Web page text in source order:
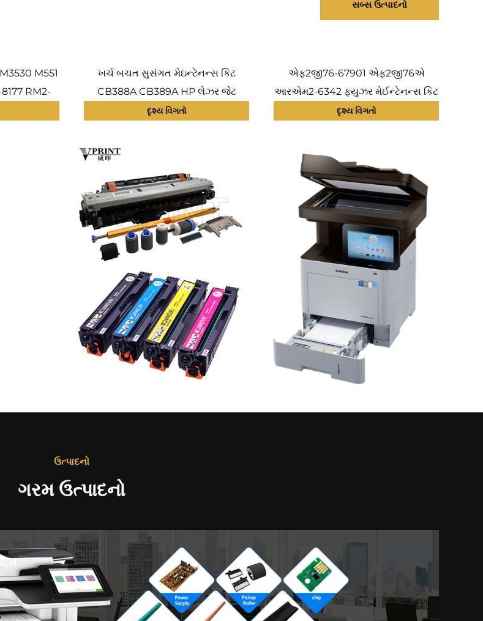
સબ્સ ઉત્પાદનો
M551
RM2-
67904
ખર્ચ બચત સુસંગત મેઇન્ટેનન્સ કિટ
CB388A CB389A HP લેઝર જેટ
P4014 P4015 P4510 P4515 પ્રિન્ટર
દૃશ્ય વિગતો
એફ2જી76-67901 એફ2જી76એ
આરએમ2-6342 ફ્યુઝર મેઈન્ટેનન્સ કિટ
એચપી લેઝરજેટ એન્ટરપ્રાઇઝ એમ604
દૃશ્ય વિગતો
ઉત્પાદનો
ગરમ ઉત્પાદનો